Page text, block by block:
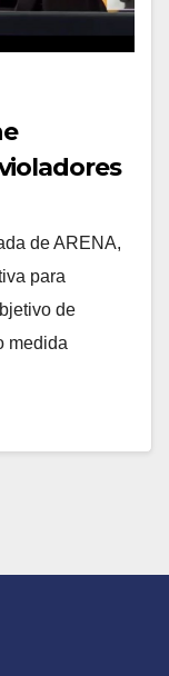
de ARENA,
para
de
medida